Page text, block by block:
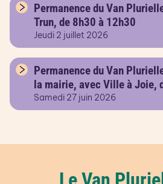
Permanence du Van
Trun, de 8h30 à 12h30
Jeudi 2 juillet 2026
Permanence du Van
la mairie, avec Ville à Joie,
Samedi 27 juin 2026